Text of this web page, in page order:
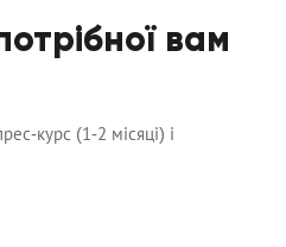
вам
курс (1-2 місяці) і